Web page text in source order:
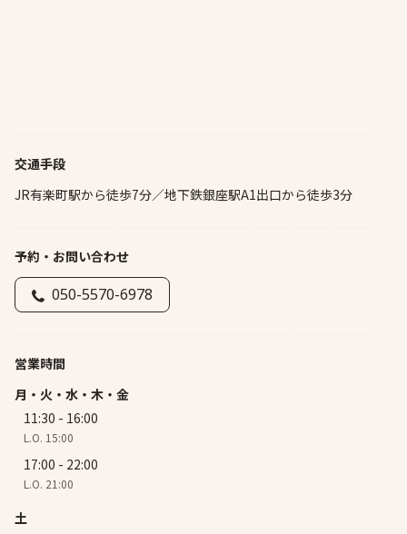
交通手段
JR有楽町駅から徒歩7分／地下鉄銀座駅A1出口から徒歩3分
予約・お問い合わせ
050-5570-6978
営業時間
月・火・水・木・金
11:30 - 16:00
L.O. 15:00
17:00 - 22:00
L.O. 21:00
土